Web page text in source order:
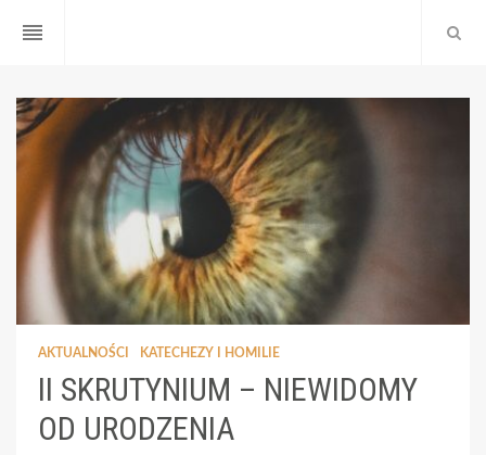
reorder
AKTUALNOŚCI KATECHEZY I HOMILIE
II SKRUTYNIUM – NIEWIDOMY
OD URODZENIA